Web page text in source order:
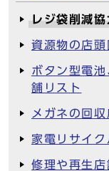
レジ袋削減
資源物の店頭
ボタン型電
舗リスト
メガネの回
家電リサイ
修理や再生店